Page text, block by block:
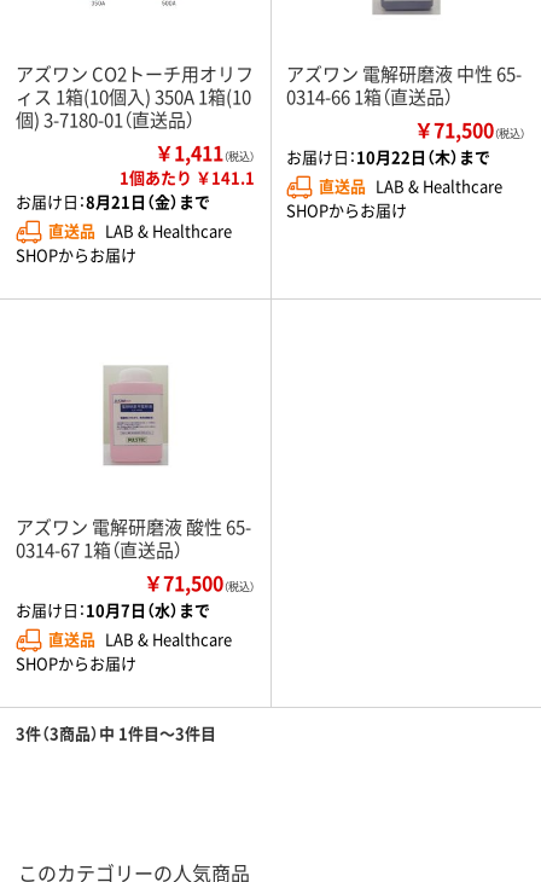
アズワン CO2トーチ用オリフ
ィス 1箱(10個入) 350A 1箱(10
個) 3-7180-01（直送品）
￥1,411（税込）
1個あたり ￥141.1
お届け日：8月21日（金）まで
直送品 LAB & Healthcare
SHOPからお届け
アズワン 電解研磨液 中性 65-
0314-66 1箱（直送品）
￥71,500（税込）
お届け日：10月22日（木）まで
直送品 LAB & Healthcare
SHOPからお届け
アズワン 電解研磨液 酸性 65-
0314-67 1箱（直送品）
￥71,500（税込）
お届け日：10月7日（水）まで
直送品 LAB & Healthcare
SHOPからお届け
3件（3商品）中 1件目～3件目
このカテゴリーの人気商品